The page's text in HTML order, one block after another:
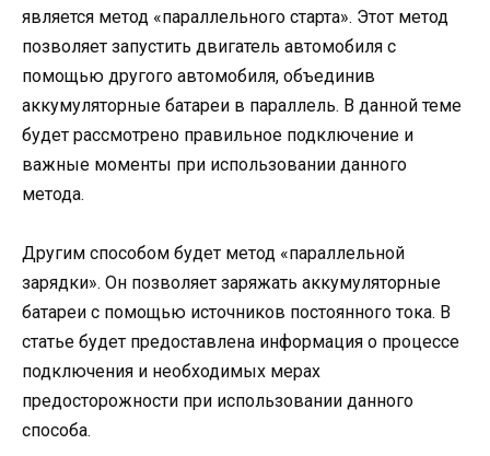
является метод «параллельного старта». Этот метод
позволяет запустить двигатель автомобиля с
помощью другого автомобиля, объединив
аккумуляторные батареи в параллель. В данной теме
будет рассмотрено правильное подключение и
важные моменты при использовании данного
метода.
Другим способом будет метод «параллельной
зарядки». Он позволяет заряжать аккумуляторные
батареи с помощью источников постоянного тока. В
статье будет предоставлена информация о процессе
подключения и необходимых мерах
предосторожности при использовании данного
способа.